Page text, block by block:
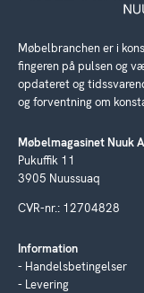
Møbelbranchen er i
fingeren på pulsen og
opdateret og
og forventning om
Møbelmagasinet Nuuk
Pukuffik 11
3905 Nuussuaq
CVR-nr.: 12704828
Information
Handelsbetingelser
Levering